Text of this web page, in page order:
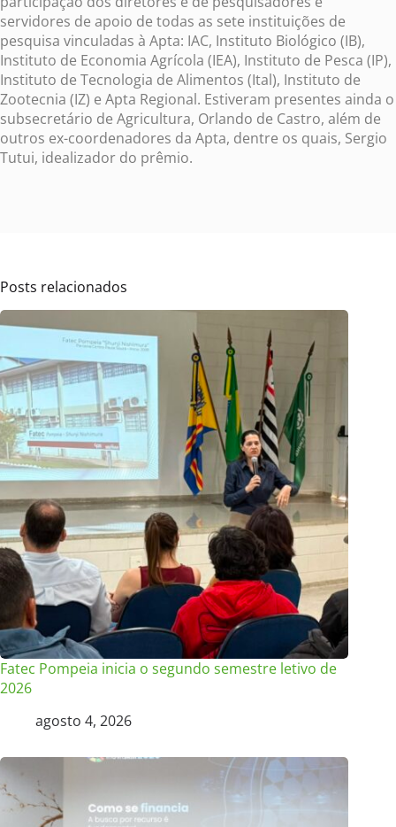
servidores de apoio de todas as sete instituições de
pesquisa vinculadas à Apta: IAC, Instituto Biológico (IB),
Instituto de Economia Agrícola (IEA), Instituto de Pesca (IP),
Instituto de Tecnologia de Alimentos (Ital), Instituto de
Zootecnia (IZ) e Apta Regional. Estiveram presentes ainda o
subsecretário de Agricultura, Orlando de Castro, além de
outros ex-coordenadores da Apta, dentre os quais, Sergio
Tutui, idealizador do prêmio.
Posts relacionados
Fatec Pompeia inicia o segundo semestre letivo de
2026
agosto 4, 2026